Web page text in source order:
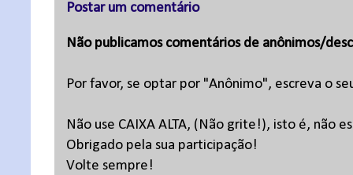
Postar um comentário
Não publicamos comentários de anônimos/
Por favor, se optar por "Anônimo", escreva o
Não use CAIXA ALTA, (Não grite!), isto é, não
Obrigado pela sua participação!
Volte sempre!